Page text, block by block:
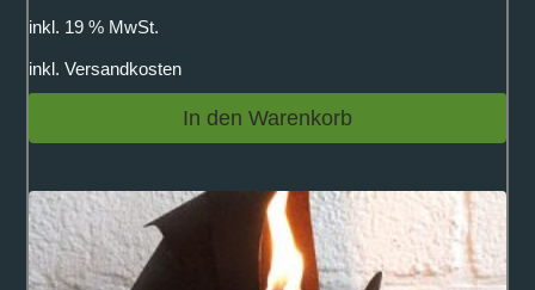
inkl. 19 % MwSt.
inkl. Versandkosten
In den Warenkorb